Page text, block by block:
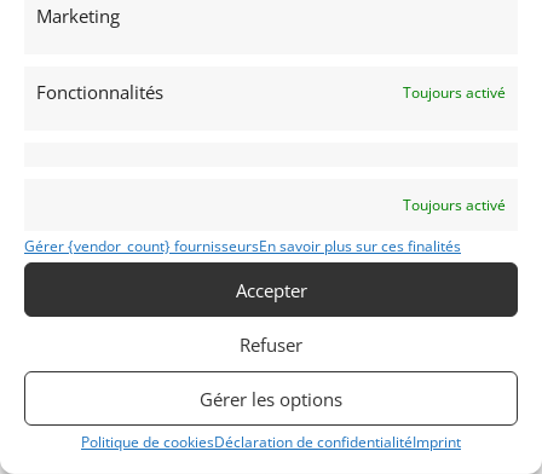
Marketing
Fonctionnalités Toujours activé
Toujours activé
Gérer {vendor_count} fournisseursEn savoir plus sur ces finalités
Accepter
Refuser
Gérer les options
Politique de cookiesDéclaration de confidentialitéImprint
Carosserie
Modifier mon annonce
Contacter le vendeur par mail
Téléphone Portable
Signaler vendu